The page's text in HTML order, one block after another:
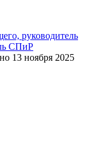
руководитель
СПиР
13 ноября 2025